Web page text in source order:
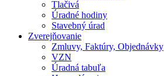
Tlačivá
Úradné hodiny
Stavebný úrad
Zverejňovanie
Zmluvy, Faktúry, Objednávky
VZN
Úradná tabuľa